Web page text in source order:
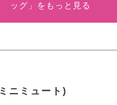
ッグ」をもっと見る
ニミュート)